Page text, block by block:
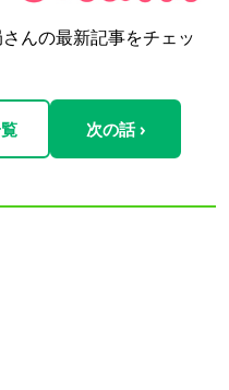
んの最新記事をチェッ
次の話 ›